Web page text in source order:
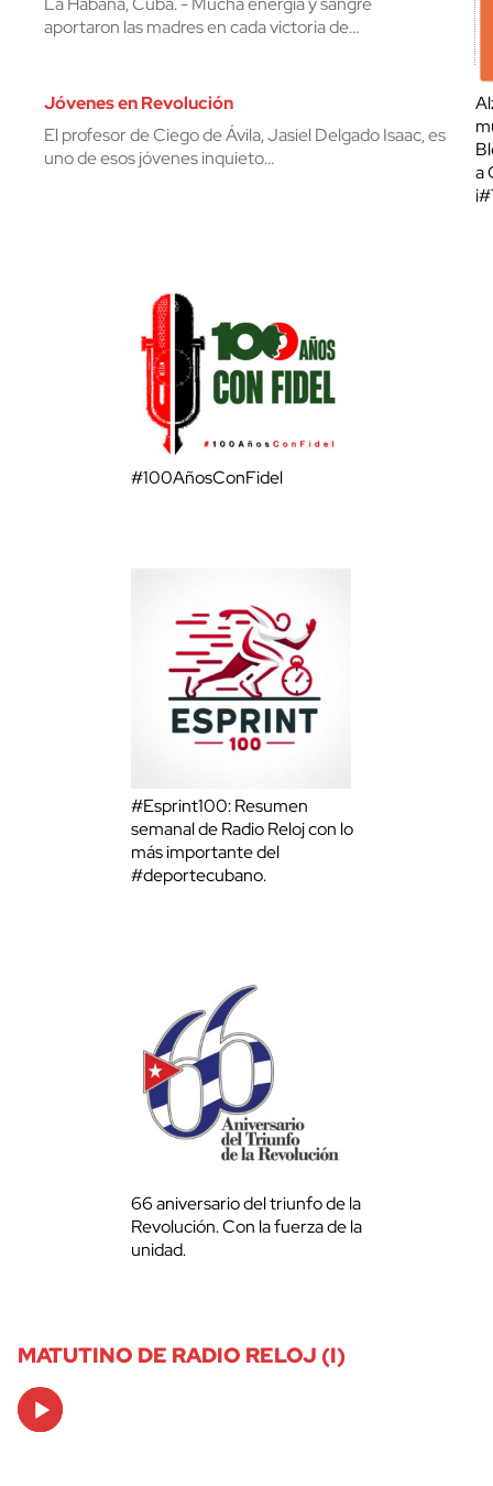
aportaron las madres en cada victoria de…
Jóvenes en Revolución
El profesor de Ciego de Ávila, Jasiel Delgado Isaac, es
uno de esos jóvenes inquieto…
a
#100AñosConFidel
#Esprint100: Resumen
semanal de Radio Reloj con lo
más importante del
#deportecubano.
66 aniversario del triunfo de la
Revolución. Con la fuerza de la
unidad.
MATUTINO DE RADIO RELOJ (I)
Audio
Player